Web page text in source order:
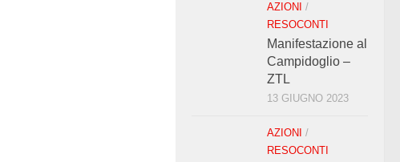
AZIONI /
RESOCONTI
Manifestazione al
Campidoglio –
ZTL
13 GIUGNO 2023
AZIONI /
RESOCONTI